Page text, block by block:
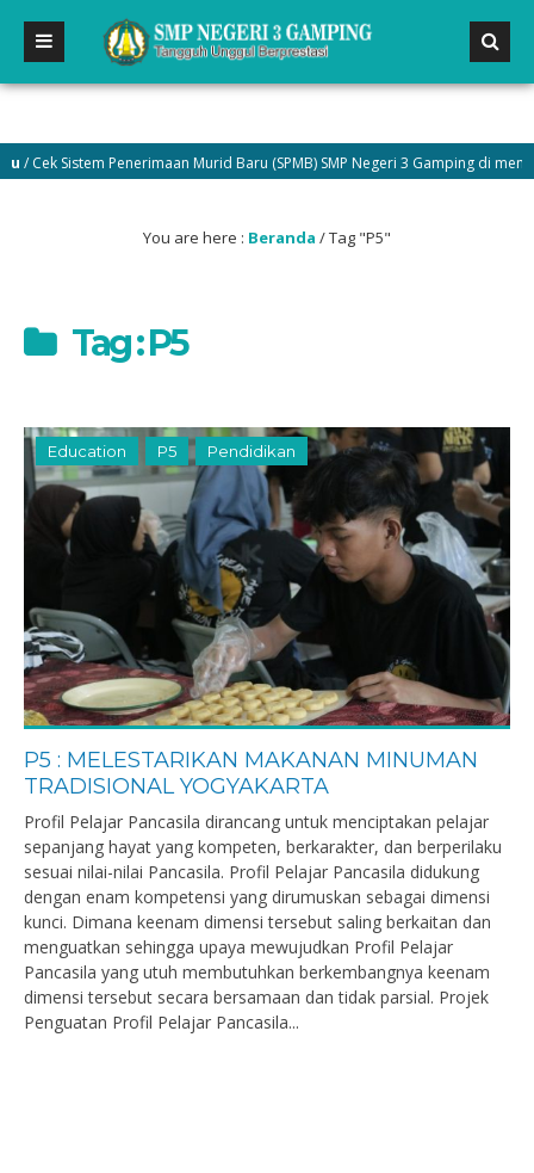
Sistem Penerimaan Murid Baru (SPMB) SMP Negeri 3 Gamping di menu
You are here : Beranda /Tag "P5"
Tag : P5
Education P5 Pendidikan
P5 : MELESTARIKAN MAKANAN MINUMAN
TRADISIONAL YOGYAKARTA
Profil Pelajar Pancasila dirancang untuk menciptakan pelajar
sepanjang hayat yang kompeten, berkarakter, dan berperilaku
sesuai nilai-nilai Pancasila. Profil Pelajar Pancasila didukung
dengan enam kompetensi yang dirumuskan sebagai dimensi
kunci. Dimana keenam dimensi tersebut saling berkaitan dan
menguatkan sehingga upaya mewujudkan Profil Pelajar
Pancasila yang utuh membutuhkan berkembangnya keenam
dimensi tersebut secara bersamaan dan tidak parsial. Projek
Penguatan Profil Pelajar Pancasila...